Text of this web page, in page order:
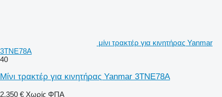
μίνι τρακτέρ για κινητήρας Yanmar
3TNE78A
40
Μίνι τρακτέρ για κινητήρας Yanmar 3TNE78A
2.350 € Χωρίς ΦΠΑ